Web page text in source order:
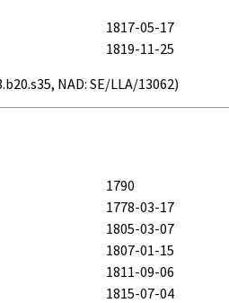
1817-05-17
1819-11-25
NAD: SE/LLA/13062)
1790
1778-03-17
1805-03-07
1807-01-15
1811-09-06
1815-07-04